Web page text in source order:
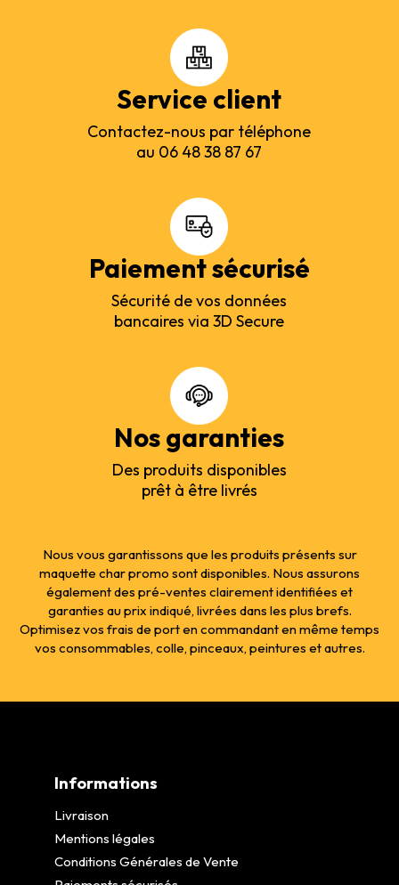
Service client
Contactez-nous par téléphone
au 06 48 38 87 67
Paiement sécurisé
Sécurité de vos données
bancaires via 3D Secure
Nos garanties
Des produits disponibles
prêt à être livrés
Nous vous garantissons que les produits présents sur
maquette char promo sont disponibles. Nous assurons
également des pré-ventes clairement identifiées et
garanties au prix indiqué, livrées dans les plus brefs.
Optimisez vos frais de port en commandant en même temps
vos consommables, colle, pinceaux, peintures et autres.
Informations
Livraison
Mentions légales
Conditions Générales de Vente